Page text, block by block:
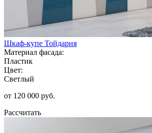
Шкаф-купе Тойдария
Материал фасада:
Пластик
Цвет:
Светлый
от 120 000 руб.
Рассчитать